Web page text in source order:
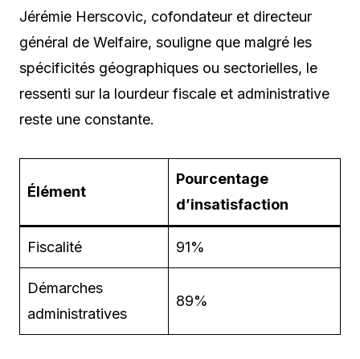
Jérémie Herscovic, cofondateur et directeur
général de Welfaire, souligne que malgré les
spécificités géographiques ou sectorielles, le
ressenti sur la lourdeur fiscale et administrative
reste une constante.
Élément
Pourcentage
d’insatisfaction
Fiscalité 91%
Démarches
administratives
89%